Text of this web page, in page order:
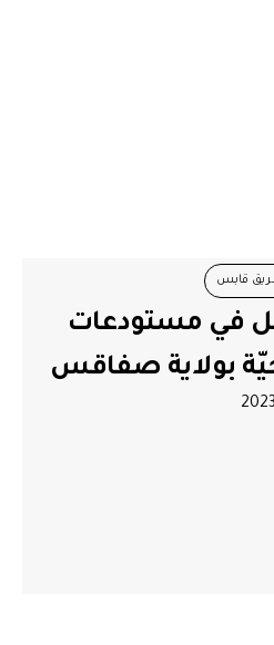
قابس
في مستودعات
بولاية صفاقس